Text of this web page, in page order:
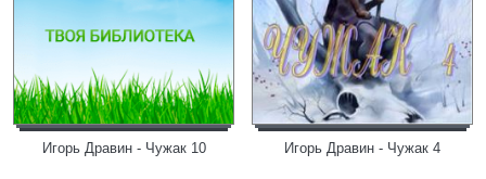
Игорь Дравин - Чужак 10 Игорь Дравин - Чужак 4